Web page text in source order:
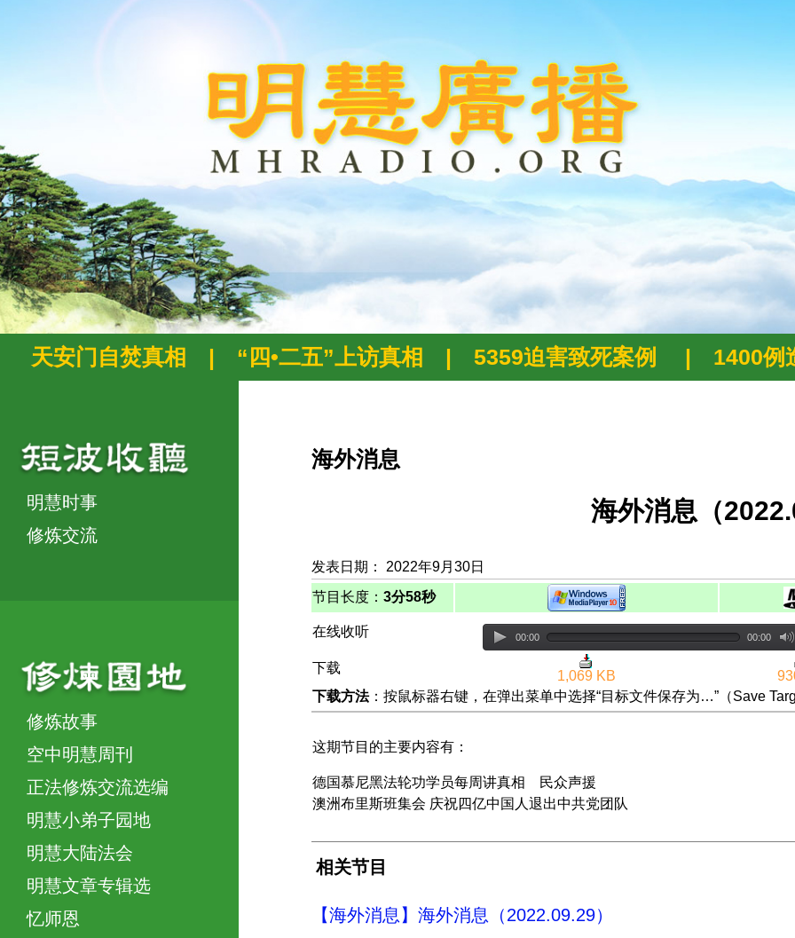
天安门自焚真相 | “四•二五”上访真相 | 5359迫害致死案例 | 1400例
明慧时事
修炼交流
修炼故事
空中明慧周刊
正法修炼交流选编
明慧小弟子园地
明慧大陆法会
明慧文章专辑选
忆师恩
海外消息
海外消息（
发表日期： 2022年9月30日
节目长度： 3分58秒
在线收听 00:00 00:00
下载
1,069 KB
下载方法：按鼠标器右键，在弹出菜单中选择“目标文件保存为…”（Save
这期节目的主要内容有：
德国慕尼黑法轮功学员每周讲真相 民众声援
澳洲布里斯班集会 庆祝四亿中国人退出中共党团队
相关节目
【海外消息】海外消息（2022.09.29）